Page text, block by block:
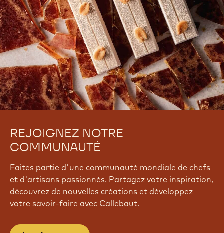
REJOIGNEZ NOTRE
COMMUNAUTÉ
Faites partie d'une communauté mondiale de chefs
et d'artisans passionnés. Partagez votre inspiration,
découvrez de nouvelles créations et développez
votre savoir-faire avec Callebaut.